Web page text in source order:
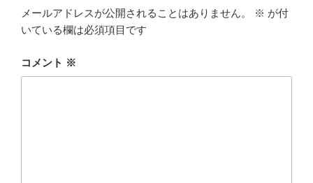
メールアドレスが公開されることはありません。 ※ が付
いている欄は必須項目です
コメント ※